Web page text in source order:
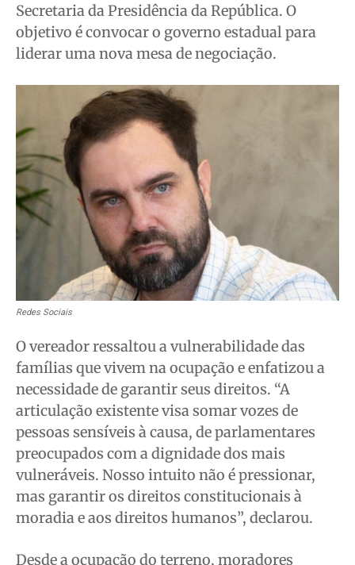
Secretaria da Presidência da República. O
objetivo é convocar o governo estadual para
liderar uma nova mesa de negociação.
Redes Sociais
O vereador ressaltou a vulnerabilidade das
famílias que vivem na ocupação e enfatizou a
necessidade de garantir seus direitos. “A
articulação existente visa somar vozes de
pessoas sensíveis à causa, de parlamentares
preocupados com a dignidade dos mais
vulneráveis. Nosso intuito não é pressionar,
mas garantir os direitos constitucionais à
moradia e aos direitos humanos”, declarou.
Desde a ocupação do terreno, moradores